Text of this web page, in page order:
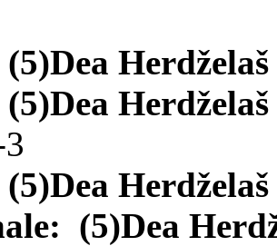
(5)Dea
(5)Dea
(5)Dea
(5)Dea